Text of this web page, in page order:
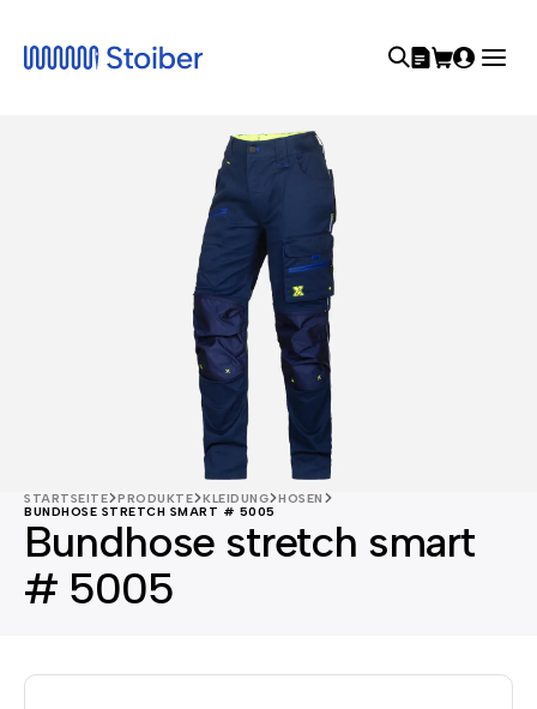
STARTSEITE PRODUKTE KLEIDUNG
HOSEN
BUNDHOSE STRETCH SMART # 5005
Bundhose stretch smart
# 5005